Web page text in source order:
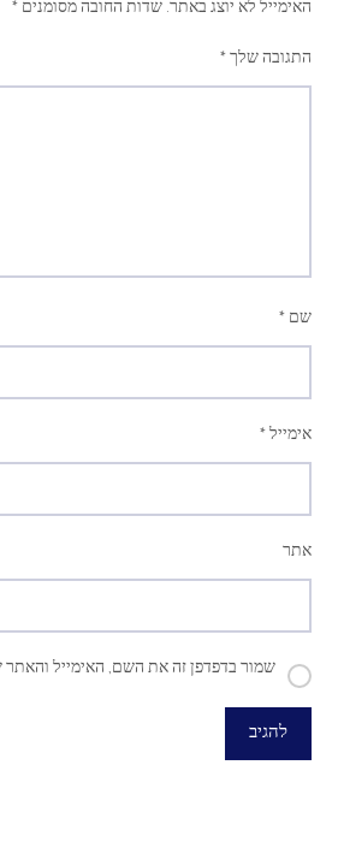
האימייל לא יוצג באתר. שדות החובה מסומנים *
התגובה שלך *
שם *
אימייל *
אתר
שמור בדפדפן זה את השם, האימייל
להגיב